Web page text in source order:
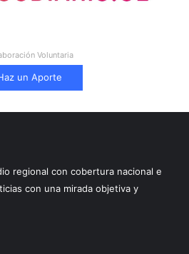
Voluntaria
un Aporte
regional con cobertura nacional e
con una mirada objetiva y